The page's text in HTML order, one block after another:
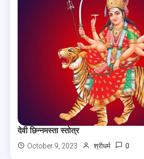
देवी छिन्नमस्ता स्तोत्र
October 9, 2023 श्रीधर्म 0